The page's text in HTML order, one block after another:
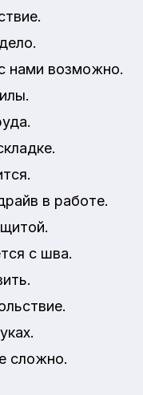
нами возможно.
в работе.
с шва.
сложно.